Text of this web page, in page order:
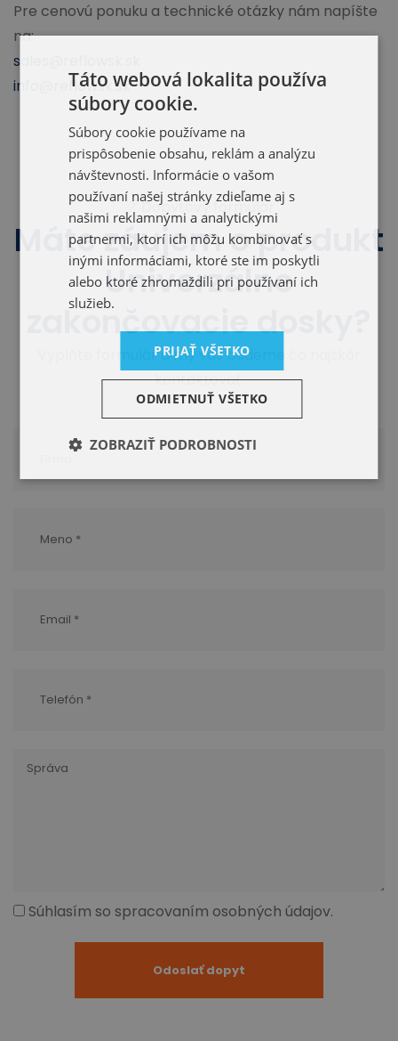
Pre cenovú ponuku a technické otázky nám napíšte
na:
sales@reflowsk.sk
info@reflowsk.sk
Dopytový formulár
Máte záujem o produkt
Univerzálne
zakončovacie dosky?
Vyplňte formulár a my vás budeme čo najskôr
kontaktovať.
Súhlasím so spracovaním osobných údajov.
Táto webová lokalita používa
súbory cookie.
Súbory cookie používame na
prispôsobenie obsahu, reklám a analýzu
návštevnosti. Informácie o vašom
používaní našej stránky zdieľame aj s
našimi reklamnými a analytickými
partnermi, ktorí ich môžu kombinovať s
inými informáciami, ktoré ste im poskytli
alebo ktoré zhromaždili pri používaní ich
služieb.
PRIJAŤ VŠETKO
ODMIETNUŤ VŠETKO
ZOBRAZIŤ PODROBNOSTI